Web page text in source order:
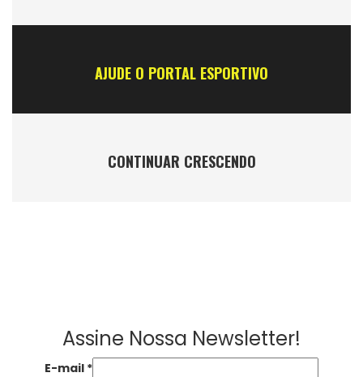
AJUDE O PORTAL ESPORTIVO
CONTINUAR CRESCENDO
Assine Nossa Newsletter!
E-mail *